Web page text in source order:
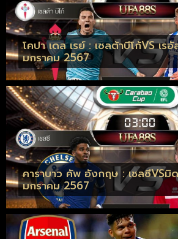
โคปา เดล เรย์ : เซลต้าบีโก้VS เร
มกราคม 2567
คาราบาว คัพ อังกฤษ : เชลซีVSมิ
มกราคม 2567